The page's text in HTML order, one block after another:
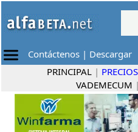
Contáctenos | Descargar
PRINCIPAL |
VADEMECUM |